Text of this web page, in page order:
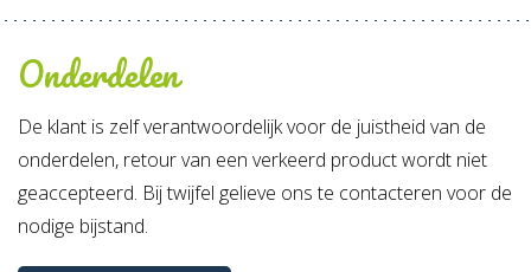
Onderdelen
De klant is zelf verantwoordelijk voor de juistheid van de
onderdelen, retour van een verkeerd product wordt niet
geaccepteerd. Bij twijfel gelieve ons te contacteren voor de
nodige bijstand.